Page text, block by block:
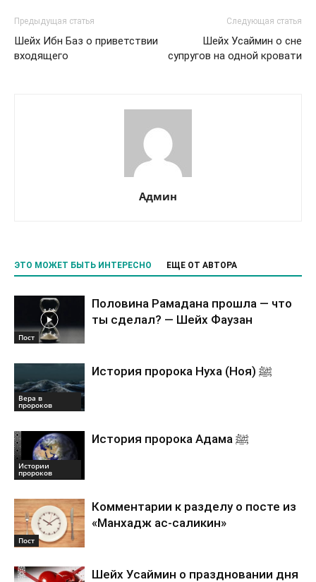
Предыдущая статья
Шейх Ибн Баз о приветствии
входящего
Следующая статья
Шейх Усаймин о сне
супругов на одной кровати
Админ
ЭТО МОЖЕТ БЫТЬ ИНТЕРЕСНО ЕЩЕ ОТ АВТОРА
Пост
Половина Рамадана прошла — что
ты сделал? — Шейх Фаузан
Вера в
пророков
История пророка Нуха (Ноя) ﷺ
Истории
пророков
История пророка Адама ﷺ
Пост
Комментарии к разделу о посте из
«Манхадж ас-саликин»
Шейх Усаймин о праздновании дня